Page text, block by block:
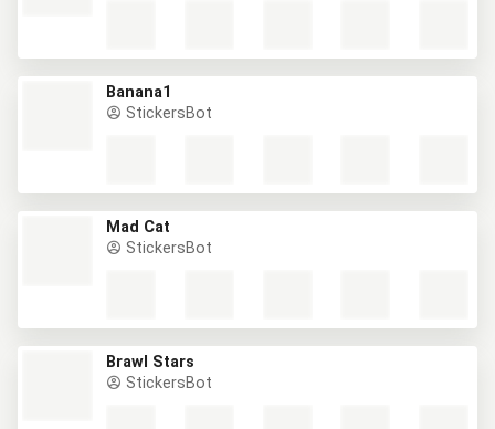
Banana1
StickersBot
Mad Cat
StickersBot
Brawl Stars
StickersBot